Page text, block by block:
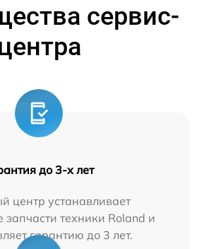
сервис-
до 3-х лет
центр устанавливает
техники Roland и
гарантию до 3 лет.